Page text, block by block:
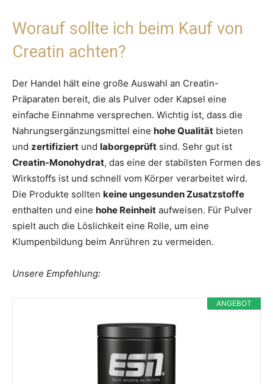
Worauf sollte ich beim Kauf von
Creatin achten?
Der Handel hält eine große Auswahl an Creatin-
Präparaten bereit, die als Pulver oder Kapsel eine
einfache Einnahme versprechen. Wichtig ist, dass die
Nahrungsergänzungsmittel eine hohe Qualität bieten
und zertifiziert und laborgeprüft sind. Sehr gut ist
Creatin-Monohydrat, das eine der stabilsten Formen des
Wirkstoffs ist und schnell vom Körper verarbeitet wird.
Die Produkte sollten keine ungesunden Zusatzstoffe
enthalten und eine hohe Reinheit aufweisen. Für Pulver
spielt auch die Löslichkeit eine Rolle, um eine
Klumpenbildung beim Anrühren zu vermeiden.
Unsere Empfehlung:
ANGEBOT